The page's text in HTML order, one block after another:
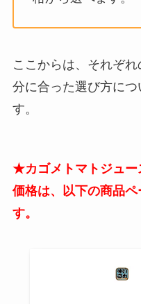
ここからは、それぞ
分に合った選び方に
す。
★カゴメトマトジュー
価格は、以下の商品
す。